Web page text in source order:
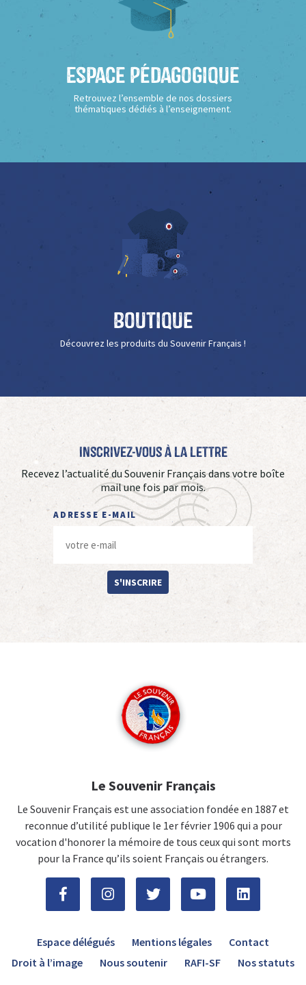
Espace Pédagogique
Retrouvez l’ensemble de nos dossiers
thématiques dédiés à l’enseignement.
Boutique
Découvrez les produits du Souvenir Français !
Inscrivez-vous à La Lettre
Recevez l’actualité du Souvenir Français dans votre boîte
mail une fois par mois.
ADRESSE E-MAIL
S'INSCRIRE
Le Souvenir Français
Le Souvenir Français est une association fondée en 1887 et
reconnue d’utilité publique le 1er février 1906 qui a pour
vocation d'honorer la mémoire de tous ceux qui sont morts
pour la France qu’ils soient Français ou étrangers.
Espace délégués Mentions légales
Contact
Droit à l’image
Nous soutenir RAFI-SF Nos statuts